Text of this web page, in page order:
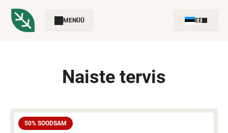
MENÜÜ EE
Naiste tervis
50% SOODSAM